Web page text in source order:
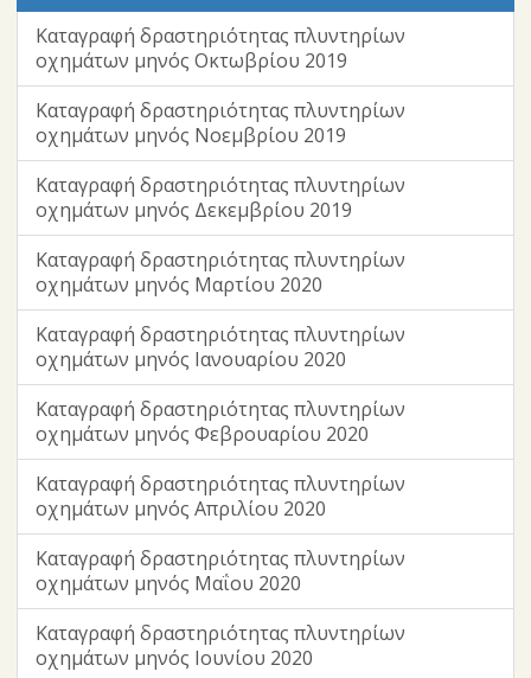
Καταγραφή δραστηριότητας πλυντηρίων
οχημάτων μηνός Οκτωβρίου 2019
Καταγραφή δραστηριότητας πλυντηρίων
οχημάτων μηνός Νοεμβρίου 2019
Καταγραφή δραστηριότητας πλυντηρίων
οχημάτων μηνός Δεκεμβρίου 2019
Καταγραφή δραστηριότητας πλυντηρίων
οχημάτων μηνός Μαρτίου 2020
Καταγραφή δραστηριότητας πλυντηρίων
οχημάτων μηνός Ιανουαρίου 2020
Καταγραφή δραστηριότητας πλυντηρίων
οχημάτων μηνός Φεβρουαρίου 2020
Καταγραφή δραστηριότητας πλυντηρίων
οχημάτων μηνός Απριλίου 2020
Καταγραφή δραστηριότητας πλυντηρίων
οχημάτων μηνός Μαΐου 2020
Καταγραφή δραστηριότητας πλυντηρίων
οχημάτων μηνός Ιουνίου 2020